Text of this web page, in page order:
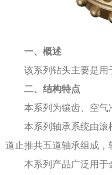
一、概述
该系列钻头主要是用
二、结构特点
本系列为镶齿、空气
本系列轴承系统由滚
道止推共五道轴承组成，
本系列产品广泛用于